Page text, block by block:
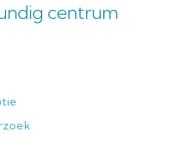
centrum